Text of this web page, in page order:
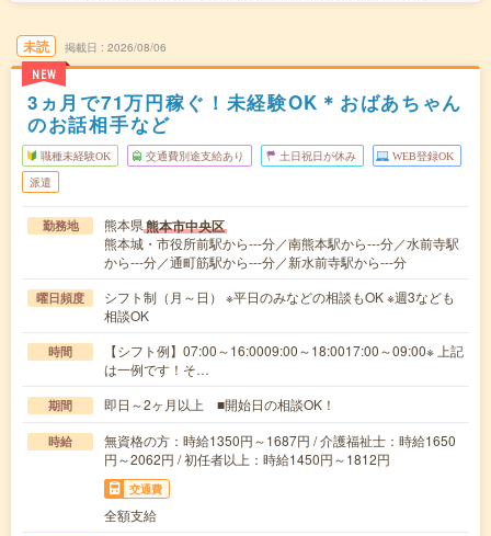
未読
NEW
掲載日 2026/08/06
3ヵ月で71万円稼ぐ！未経験OK＊おばあちゃん
のお話相手など
職種未経験OK 交通費別途支給あり 土日祝日が休み WEB登録OK
派遣
勤務地 熊本県熊本市中央区
熊本城・市役所前駅から---分／南熊本駅から---分／水前寺駅
から---分／通町筋駅から---分／新水前寺駅から---分
曜日頻度
シフト制（月～日） ※平日のみなどの相談もOK ※週3なども
相談OK
時間
【シフト例】07:00～16:0009:00～18:0017:00～09:00※ 上記
は一例です！そ…
期間 即日～2ヶ月以上 ■開始日の相談OK！
時給
無資格の方：時給1350円～1687円 / 介護福祉士：時給1650
円～2062円 / 初任者以上：時給1450円～1812円
交通費
全額支給